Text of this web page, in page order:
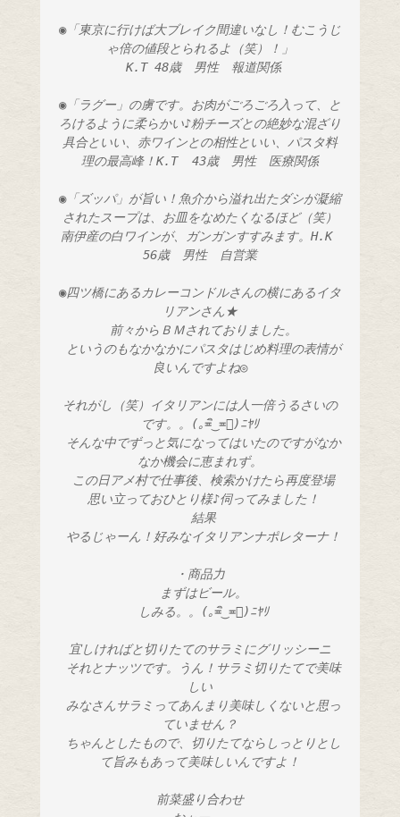
◉「東京に行けば大ブレイク間違いなし！むこうじ
ゃ倍の値段とられるよ（笑）！」
K.T 48歳　男性　報道関係
◉「ラグー」の虜です。お肉がごろごろ入って、と
ろけるように柔らかい♪粉チーズとの絶妙な混ざり
具合といい、赤ワインとの相性といい、パスタ料
理の最高峰！K.T  43歳　男性　医療関係
◉「ズッパ」が旨い！魚介から溢れ出たダシが凝縮
されたスープは、お皿をなめたくなるほど（笑）
南伊産の白ワインが、ガンガンすすみます。H.K
56歳　男性　自営業
◉四ツ橋にあるカレーコンドルさんの横にあるイタ
リアンさん★
前々からＢＭされておりました。
良いんですよね◎
それがし（笑）イタリアンには人一倍うるさいの
です。。(｡≖ิ‿≖ิ)ﾆﾔﾘ
なか機会に恵まれず。
この日アメ村で仕事後、検索かけたら再度登場
思い立っておひとり様♪伺ってみました！
結果
やるじゃーん！好みなイタリアンナポレターナ！
・商品力
まずはビール。
しみる。。(｡≖ิ‿≖ิ)ﾆﾔﾘ
宜しければと切りたてのサラミにグリッシーニ
しい
ていません？
て旨みもあって美味しいんですよ！
前菜盛り合わせ